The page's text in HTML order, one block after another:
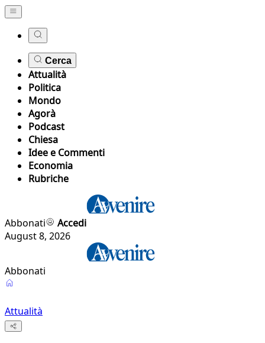
Cerca
Attualità
Politica
Mondo
Agorà
Podcast
Chiesa
Idee e Commenti
Economia
Rubriche
Abbonati
Accedi
August 8, 2026
Abbonati
Attualità